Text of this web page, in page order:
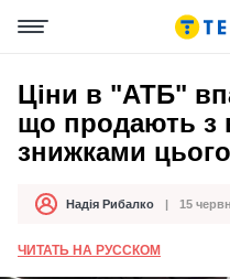
Ціни в "АТБ"
що продають з
знижками
АвторНадія Рибалко
Дата публікації 15
ЧИТАТЬ НА РУССКОМ